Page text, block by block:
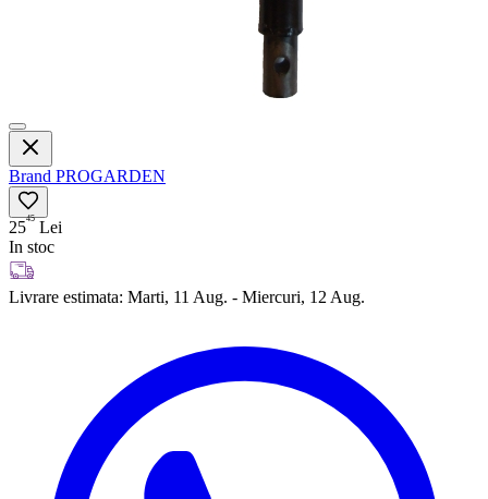
Brand PROGARDEN
2545 Lei
In stoc
Livrare estimata: Marti, 11 Aug. - Miercuri, 12 Aug.